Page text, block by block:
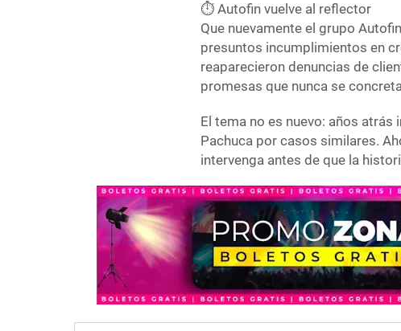
⏱️ Autofin vuelve al reflector
Que nuevamente el grupo
presuntos incumplimientos en
reaparecieron denuncias de
promesas que nunca se
El tema no es nuevo: años
Pachuca por casos similares.
intervenga antes de que la